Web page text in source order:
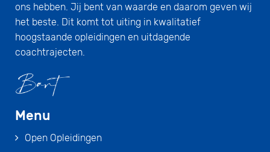
ons hebben. Jij bent van waarde en daarom geven wij
het beste. Dit komt tot uiting in kwalitatief
hoogstaande opleidingen en uitdagende
coachtrajecten.
Menu
Open Opleidingen